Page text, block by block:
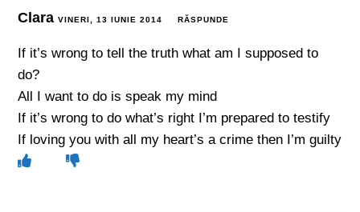
ClaraVINERI, 13 IUNIE 2014 RĂSPUNDE
If it’s wrong to tell the truth what am I supposed to
do?
All I want to do is speak my mind
If it’s wrong to do what’s right I’m prepared to testify
If loving you with all my heart’s a crime then I’m guilty